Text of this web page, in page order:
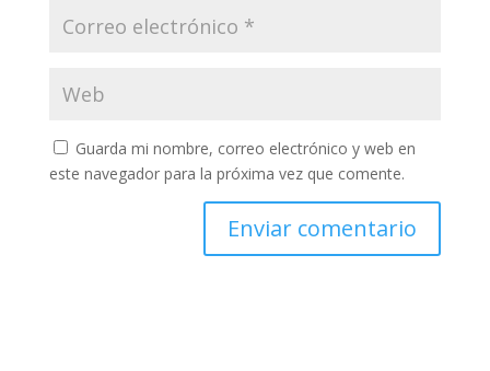
Guarda mi nombre, correo electrónico y web en
este navegador para la próxima vez que comente.